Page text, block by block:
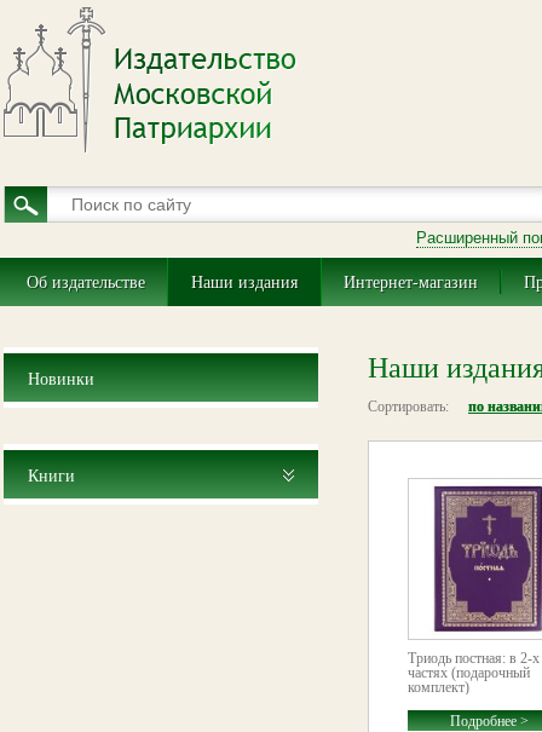
Расширенный
Об издательстве Наши издания Интернет-магазин
Новинки
Книги
Наши
Сортировать: по
Триодь постная: в 2-х
частях (подарочный
комплект)
Подробнее >